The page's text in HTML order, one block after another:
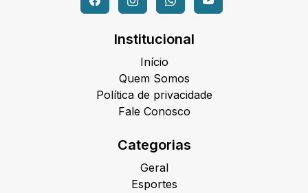
Institucional
Início
Quem Somos
Política de privacidade
Fale Conosco
Categorias
Geral
Esportes